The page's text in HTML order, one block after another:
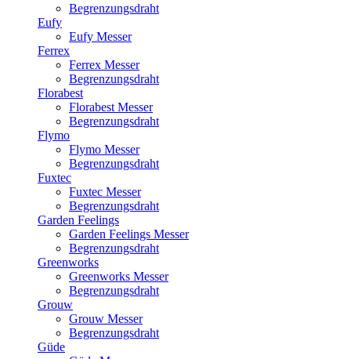
Begrenzungsdraht
Eufy
Eufy Messer
Ferrex
Ferrex Messer
Begrenzungsdraht
Florabest
Florabest Messer
Begrenzungsdraht
Flymo
Flymo Messer
Begrenzungsdraht
Fuxtec
Fuxtec Messer
Begrenzungsdraht
Garden Feelings
Garden Feelings Messer
Begrenzungsdraht
Greenworks
Greenworks Messer
Begrenzungsdraht
Grouw
Grouw Messer
Begrenzungsdraht
Güde